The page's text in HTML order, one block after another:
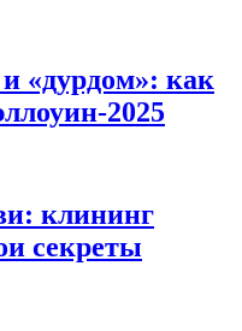
«дурдом»: как
2025
клининг
секреты